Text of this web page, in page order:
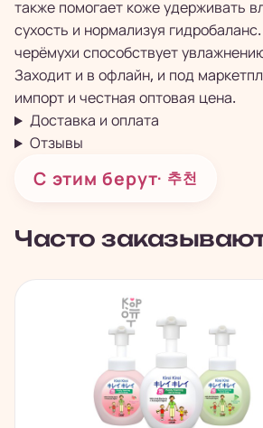
также помогает коже удерживать
сухость и нормализуя
черёмухи способствует
Заходит и в офлайн, и под
импорт и честная оптовая цена.
Доставка и оплата
Отзывы
С этим берут· 추천
Часто